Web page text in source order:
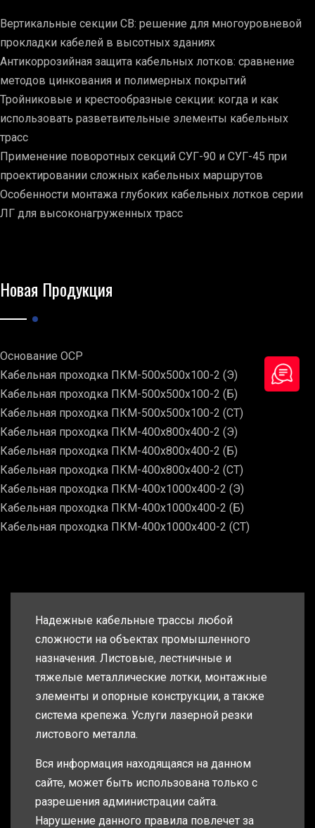
Вертикальные секции СВ: решение для многоуровневой
прокладки кабелей в высотных зданиях
Антикоррозийная защита кабельных лотков: сравнение
методов цинкования и полимерных покрытий
Тройниковые и крестообразные секции: когда и как
использовать разветвительные элементы кабельных
трасс
Применение поворотных секций СУГ-90 и СУГ-45 при
проектировании сложных кабельных маршрутов
Особенности монтажа глубоких кабельных лотков серии
ЛГ для высоконагруженных трасс
Новая Продукция
Основание ОСР
Кабельная проходка ПКМ-500х500х100-2 (Э)
Кабельная проходка ПКМ-500х500х100-2 (Б)
Кабельная проходка ПКМ-500х500х100-2 (СТ)
Кабельная проходка ПКМ-400х800х400-2 (Э)
Кабельная проходка ПКМ-400х800х400-2 (Б)
Кабельная проходка ПКМ-400х800х400-2 (СТ)
Кабельная проходка ПКМ-400х1000х400-2 (Э)
Кабельная проходка ПКМ-400х1000х400-2 (Б)
Кабельная проходка ПКМ-400х1000х400-2 (СТ)
Надежные кабельные трассы любой
сложности на объектах промышленного
назначения. Листовые, лестничные и
тяжелые металлические лотки, монтажные
элементы и опорные конструкции, а также
система крепежа. Услуги лазерной резки
листового металла.
Вся информация находящаяся на данном
сайте, может быть использована только с
разрешения администрации сайта.
Нарушение данного правила повлечет за